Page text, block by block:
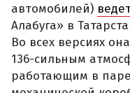
автомобилей)
Алабуга» в
Во всех версиях
136-сильным
работающим в